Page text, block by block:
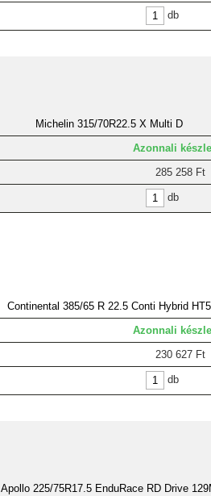
db
Michelin 315/70R22.5 X Multi D
Azonnali
285 258 Ft
db
Continental 385/65 R 22.5 Conti Hybrid HT5
Azonnali
230 627 Ft
db
Apollo 225/75R17.5 EnduRace RD Drive